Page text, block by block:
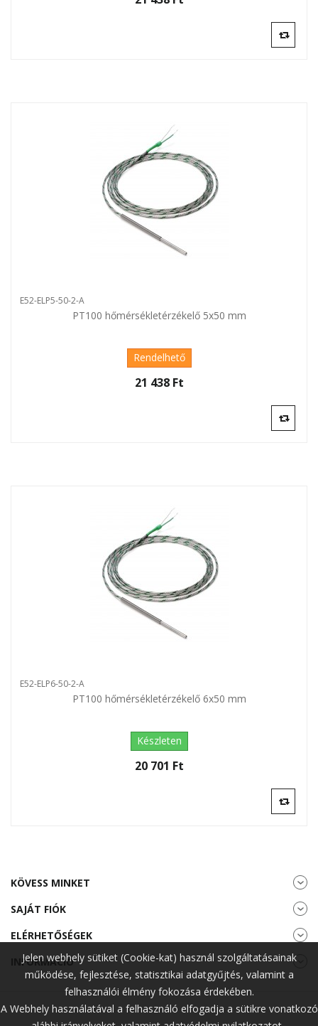
E52-ELP5-50-2-A
PT100 hőmérsékletérzékelő 5x50 mm
Rendelhető
21 438 Ft‎
E52-ELP6-50-2-A
PT100 hőmérsékletérzékelő 6x50 mm
Készleten
20 701 Ft‎
KÖVESS MINKET
SAJÁT FIÓK
ELÉRHETŐSÉGEK
INFORMÁCIÓ
Jelen webhely sütiket (Cookie-kat) használ szolgáltatásainak
működése, fejlesztése, statisztikai adatgyűjtés, valamint a
felhasználói élmény fokozása érdekében.
A Webhely használatával a felhasználó elfogadja a sütikre vonatkozó